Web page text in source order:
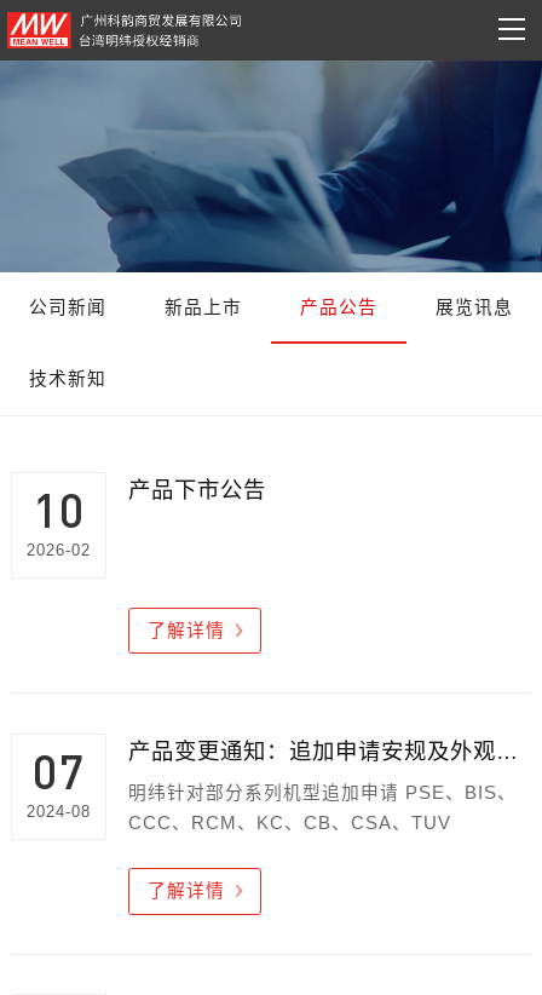
公司新闻 新品上市 产品公告 展览讯息
技术新知
10
2026-02
产品下市公告
了解详情
07
2024-08
产品变更通知：追加申请安规及外观变更
明纬针对部分系列机型追加申请 PSE、BIS、
CCC、RCM、KC、CB、CSA、TUV
了解详情